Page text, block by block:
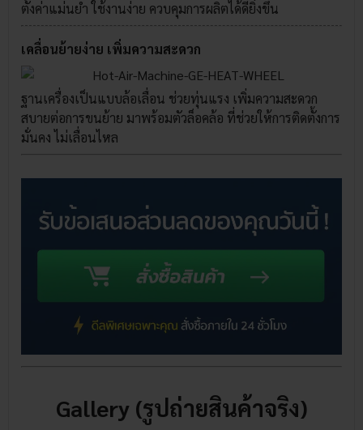
ตั้งค่าแม่นยำ ใช้งานง่าย ควบคุมการผลิตได้ดียิ่งขึ้น
เคลื่อนย้ายง่าย เพิ่มความสะดวก
ฐานเครื่องเป็นแบบล้อเลื่อน ช่วยทุ่นแรง เพิ่มความสะดวก
สบายต่อการขนย้าย มาพร้อมตัวล็อคล้อ ที่ช่วยให้การติดตั้งการ
มั่นคง ไม่เลื่อนไหล
Gallery (รูปถ่ายสินค้าจริง)